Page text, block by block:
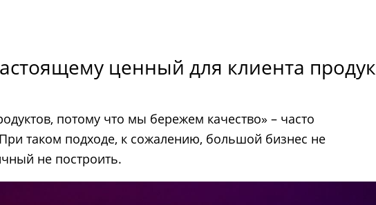
ценный для клиента
потому что мы бережем качество» – часто
таком подходе, к сожалению, большой бизнес не
не построить.